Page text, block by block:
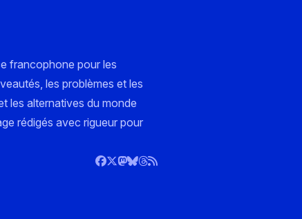
francophone pour les
les problèmes et les
les alternatives du monde
rédigés avec rigueur pour